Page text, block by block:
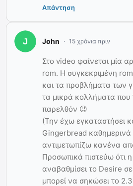
Απάντηση
John 15 χρόνια πριν
Στο video φαίνεται μία
rom. Η συγκεκριμένη rom
και τα προβλήματα των
τα μικρά κολλήματα που
παρελθόν 😉
(Την έχω εγκαταστήσει
Gingerbread καθημερινά
αντιμετωπίζω κανένα
Προσωπικά πιστεύω ότι
αναβαθμίσει το Desire
μπορεί να σηκώσει το